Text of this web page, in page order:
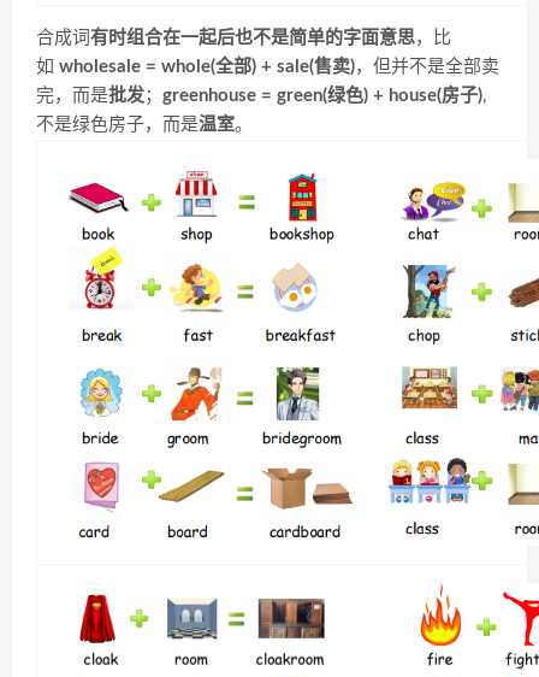
合成词 有时组合在一起后也不是简单的字面意思，比
如 wholesale = whole(全部) + sale(售卖)，但并不是全部卖
完，而是批发； greenhouse = green(绿色) + house(房子),
不是绿色房子，而是温室。